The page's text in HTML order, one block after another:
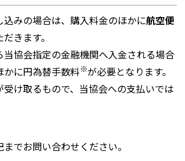
込みの場合は、購入料金のほかに航空便
きます。
当協会指定の金融機関へ入金される場合
かに円為替手数料※が必要となります。
け取るもので、当協会への支払いでは
でお問い合わせください。